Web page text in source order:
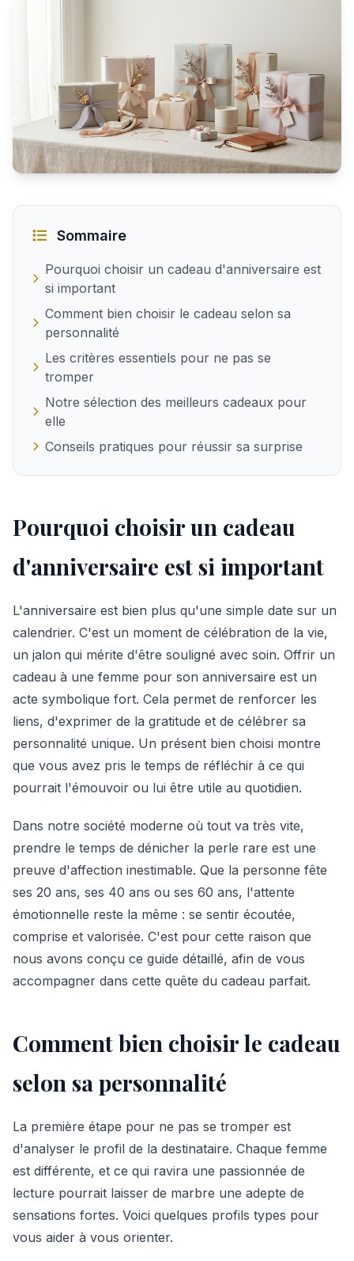
Sommaire
Pourquoi choisir un cadeau d'anniversaire est
si important
Comment bien choisir le cadeau selon sa
personnalité
Les critères essentiels pour ne pas se
tromper
Notre sélection des meilleurs cadeaux pour
elle
Conseils pratiques pour réussir sa surprise
Pourquoi choisir un cadeau
d'anniversaire est si important
L'anniversaire est bien plus qu'une simple date sur un
calendrier. C'est un moment de célébration de la vie,
un jalon qui mérite d'être souligné avec soin. Offrir un
cadeau à une femme pour son anniversaire est un
acte symbolique fort. Cela permet de renforcer les
liens, d'exprimer de la gratitude et de célébrer sa
personnalité unique. Un présent bien choisi montre
que vous avez pris le temps de réfléchir à ce qui
pourrait l'émouvoir ou lui être utile au quotidien.
Dans notre société moderne où tout va très vite,
prendre le temps de dénicher la perle rare est une
preuve d'affection inestimable. Que la personne fête
ses 20 ans, ses 40 ans ou ses 60 ans, l'attente
émotionnelle reste la même : se sentir écoutée,
comprise et valorisée. C'est pour cette raison que
nous avons conçu ce guide détaillé, afin de vous
accompagner dans cette quête du cadeau parfait.
Comment bien choisir le cadeau
selon sa personnalité
La première étape pour ne pas se tromper est
d'analyser le profil de la destinataire. Chaque femme
est différente, et ce qui ravira une passionnée de
lecture pourrait laisser de marbre une adepte de
sensations fortes. Voici quelques profils types pour
vous aider à vous orienter.